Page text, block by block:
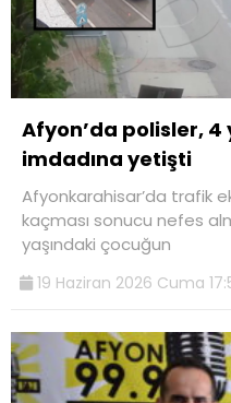
Afyon’da polisler, 4
imdadına yetişti
Afyonkarahisar’da trafik
kaçması sonucu nefes
yaşındaki çocuğun
19 Haziran 2026 Cuma